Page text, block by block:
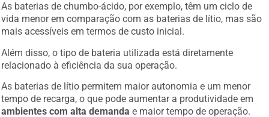
As baterias de chumbo-ácido, por exemplo, têm um ciclo de
vida menor em comparação com as baterias de lítio, mas são
mais acessíveis em termos de custo inicial.
Além disso, o tipo de bateria utilizada está diretamente
relacionado à eficiência da sua operação.
As baterias de lítio permitem maior autonomia e um menor
tempo de recarga, o que pode aumentar a produtividade em
ambientes com alta demanda e maior tempo de operação.